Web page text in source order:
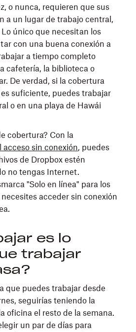
o nunca, requieren que sus
a un lugar de trabajo central,
único que necesitan los
con una buena conexión a
a tiempo completo
cafetería, la biblioteca o
De verdad, si la cobertura
suficiente, puedes trabajar
o en una playa de Hawái
cobertura? Con la
sin conexión, puedes
de Dropbox estén
no tengas Internet.
"Solo en línea" para los
acceder sin conexión
es lo
trabajar
que puedes trabajar desde
seguirías teniendo la
oficina el resto de la semana.
un par de días para